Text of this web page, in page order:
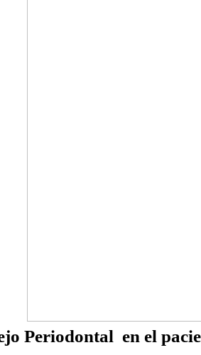
Periodontal en el